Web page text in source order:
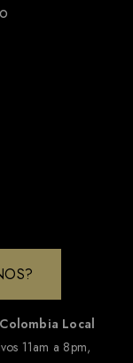
Local
11am a 8pm,